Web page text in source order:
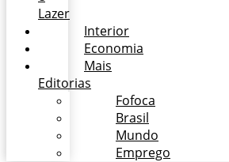
Lazer
Interior
Economia
Mais
Editorias
Fofoca
Brasil
Mundo
Emprego